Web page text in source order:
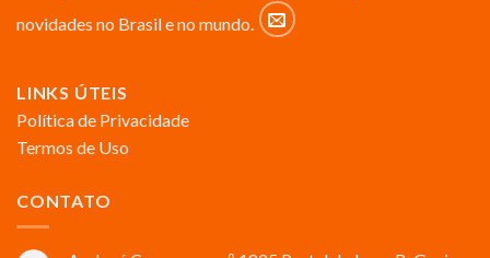
novidades no Brasil e no mundo.
LINKS ÚTEIS
Política de Privacidade
Termos de Uso
CONTATO